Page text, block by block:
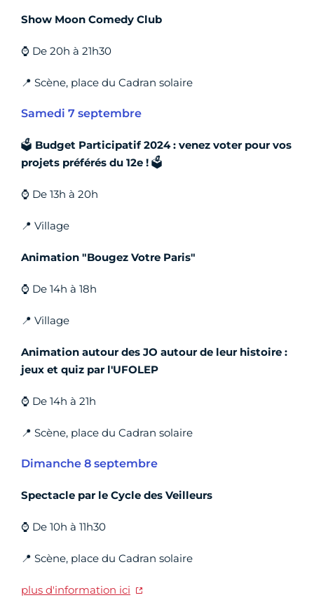
Show Moon Comedy Club
⌚ De 20h à 21h30
📍 Scène, place du Cadran solaire
Samedi 7 septembre
🗳️ Budget Participatif 2024 : venez voter pour vos
projets préférés du 12e ! 🗳️
⌚ De 13h à 20h
📍 Village
Animation "Bougez Votre Paris"
⌚ De 14h à 18h
📍 Village
Animation autour des JO autour de leur histoire :
jeux et quiz par l'UFOLEP
⌚ De 14h à 21h
📍 Scène, place du Cadran solaire
Dimanche 8 septembre
Spectacle par le Cycle des Veilleurs
⌚ De 10h à 11h30
📍 Scène, place du Cadran solaire
plus d'information ici